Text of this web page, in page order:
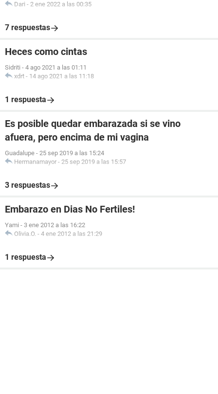
Dari - 2 ene 2022 a las 00:35
7 respuestas
Heces como cintas
Sidriti - 4 ago 2021 a las 01:11
xdrt - 14 ago 2021 a las 11:18
1 respuesta
Es posible quedar embarazada si se vino
afuera, pero encima de mi vagina
Guadalupe - 25 sep 2019 a las 15:24
Hermanamayor - 25 sep 2019 a las 15:57
3 respuestas
Embarazo en Dias No Fertiles!
Yami - 3 ene 2012 a las 16:22
Olivia.O. - 4 ene 2012 a las 21:29
1 respuesta